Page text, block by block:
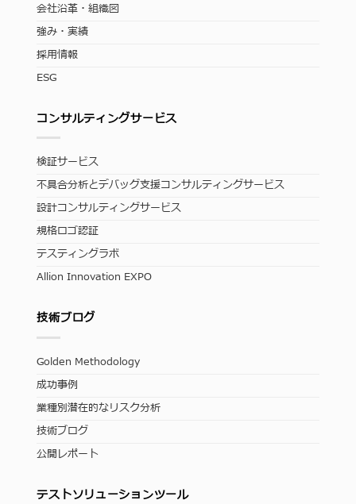
会社沿革・組織図
強み・実績
採用情報
ESG
コンサルティングサービス
検証サービス
不具合分析とデバッグ支援コンサルティングサービス
設計コンサルティングサービス
規格ロゴ認証
テスティングラボ
Allion Innovation EXPO
技術ブログ
Golden Methodology
成功事例
業種別潜在的なリスク分析
技術ブログ
公開レポート
テストソリューションツール